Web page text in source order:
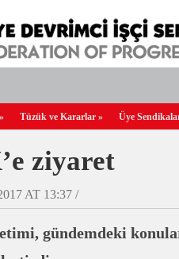
» Tüzük ve Kararlar » Üye
ziyaret
AT 13:37 /
gündemdeki